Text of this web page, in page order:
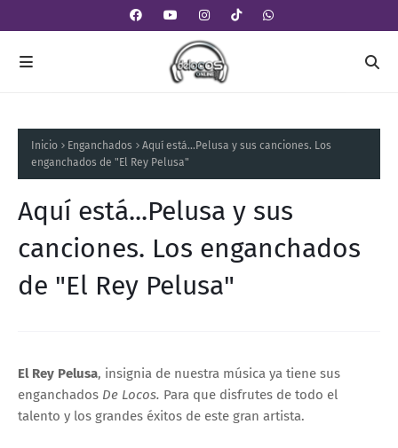
Inicio Enganchados
Aquí está...Pelusa y sus canciones. Los
enganchados de "El Rey Pelusa"
Aquí está...Pelusa y sus
canciones. Los enganchados
de "El Rey Pelusa"
El Rey Pelusa, insignia de nuestra música ya tiene sus
enganchados De Locos. Para que disfrutes de todo el
talento y los grandes éxitos de este gran artista.